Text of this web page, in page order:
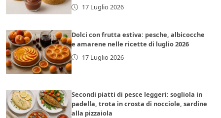
17 Luglio 2026
Dolci con frutta estiva: pesche, albicocche
e amarene nelle ricette di luglio 2026
17 Luglio 2026
Secondi piatti di pesce leggeri: sogliola in
padella, trota in crosta di nocciole, sardine
alla pizzaiola